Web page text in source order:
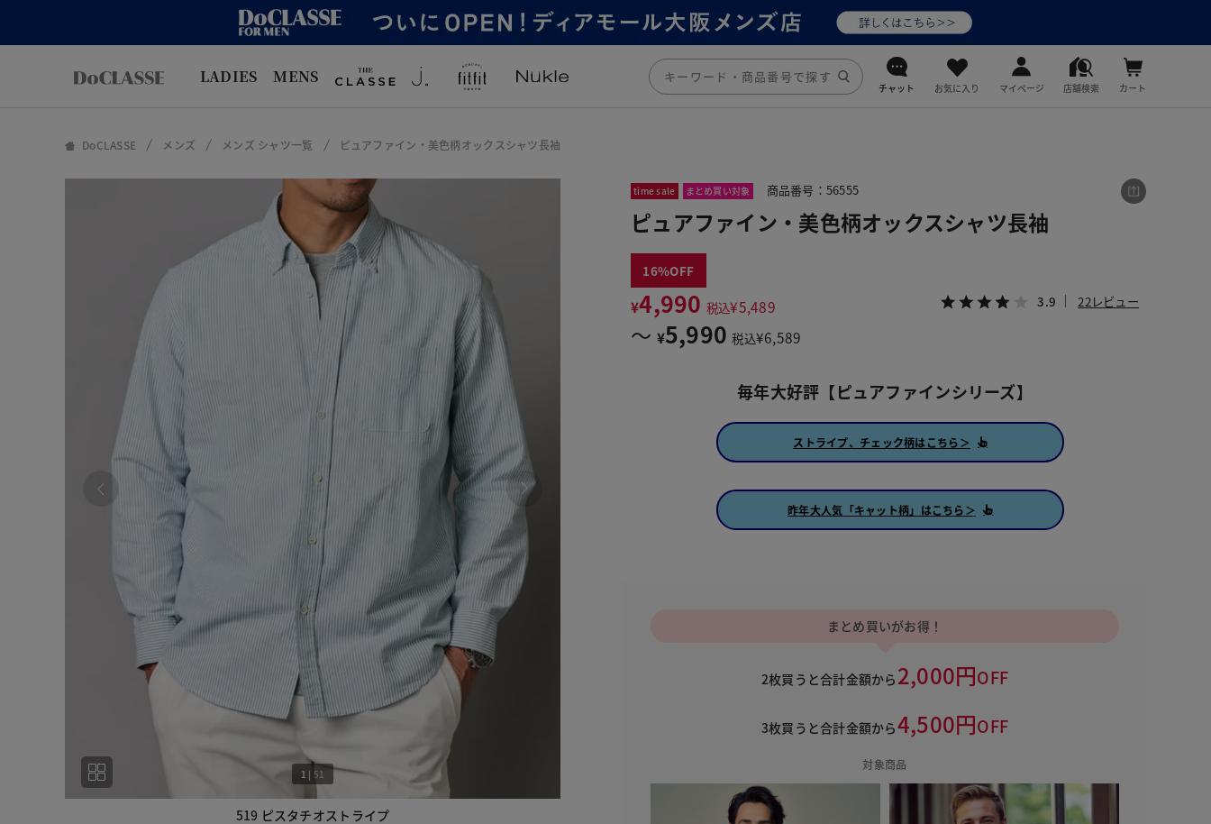
LADIES MENS
チャット お気に入り マイページ 店舗検索 カート
DoCLASSE メンズ メンズ シャツ一覧 ピュアファイン・美色柄オックスシャツ長袖
519 ピスタチオストライプ 723 チェックフラワー
1 | 51
time sale まとめ買い対象 商品番号：56555
ピュアファイン・美色柄オックスシャツ長袖
16
¥4,990 税込¥5,489
〜 ¥5,990 税込¥6,589
3.9 22レビュー
毎年大好評【ピュアファインシリーズ】
ストライプ、チェック柄はこちら＞
昨年大人気「キャット柄」はこちら＞
まとめ買いがお得！
2枚買うと合計金額から 2,000円OFF
3枚買うと合計金額から4,500円OFF
対象商品